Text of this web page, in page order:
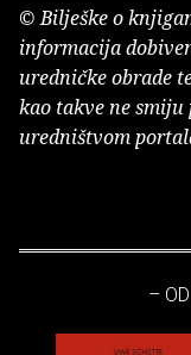
© Bilješke o
informacija
uredničke obrade
kao takve ne smiju
uredništvom
–